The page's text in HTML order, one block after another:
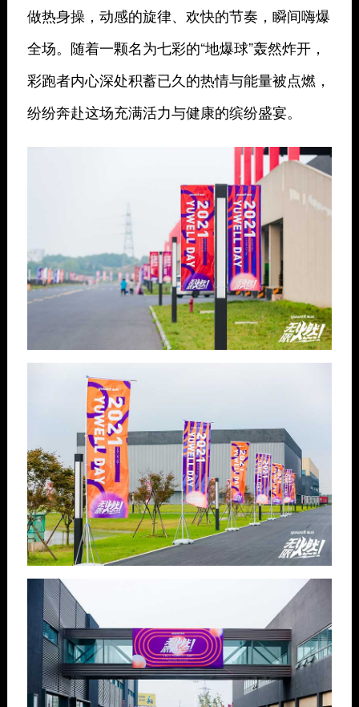
做热身操，动感的旋律、欢快的节奏，瞬间嗨爆
全场。随着一颗名为七彩的“地爆球”轰然炸开，
彩跑者内心深处积蓄已久的热情与能量被点燃，
纷纷奔赴这场充满活力与健康的缤纷盛宴。